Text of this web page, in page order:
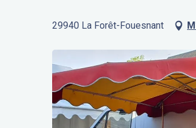
29940 La Forêt-Fouesnant